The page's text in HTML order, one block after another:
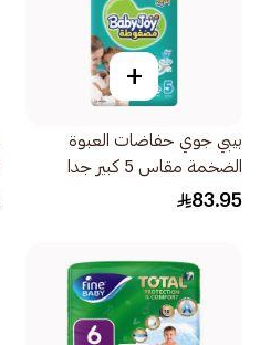
+
بيبي جوي حفاضات العبوة
الضخمة مقاس 5 كبير جدا
52قطعة
83.95